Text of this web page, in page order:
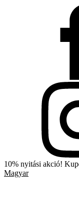
10% nyitási akció!
Magyar